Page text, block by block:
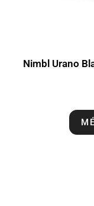
Nimbl Urano